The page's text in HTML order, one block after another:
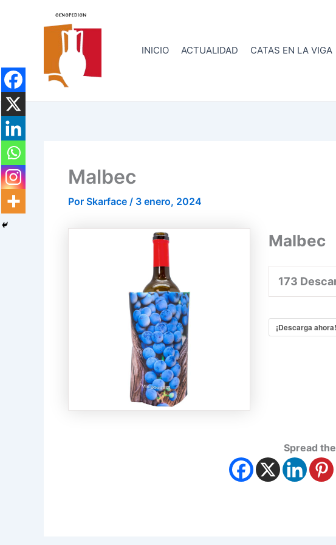
INICIO ACTUALIDAD CATAS EN LA VIGA
Malbec
Por Skarface / 3 enero, 2024
Malbec
173
¡Descarga ahora!
Spread